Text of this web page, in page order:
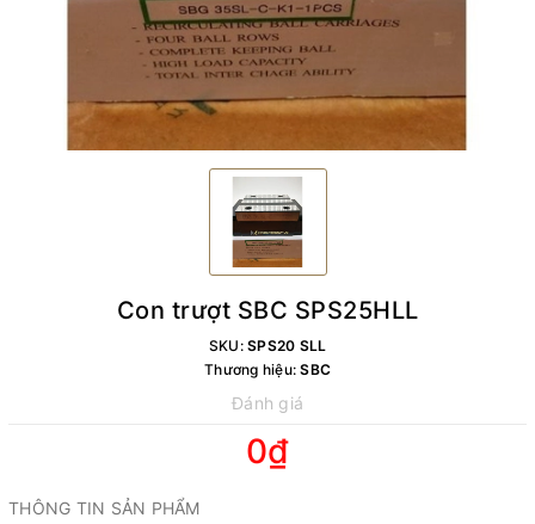
Con trượt SBC SPS25HLL
SKU: SPS20 SLL
Thương hiệu:SBC
Đánh giá
0₫
THÔNG TIN SẢN PHẨM